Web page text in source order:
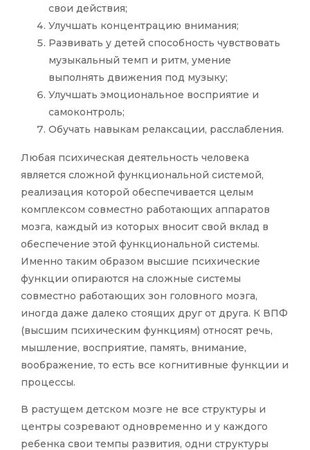
свои действия;
Улучшать концентрацию внимания;
Развивать у детей способность чувствовать
музыкальный темп и ритм, умение
выполнять движения под музыку;
Улучшать эмоциональное восприятие и
самоконтроль;
Обучать навыкам релаксации, расслабления.
Любая психическая деятельность человека
является сложной функциональной системой,
реализация которой обеспечивается целым
комплексом совместно работающих аппаратов
мозга, каждый из которых вносит свой вклад в
обеспечение этой функциональной системы.
Именно таким образом высшие психические
функции опираются на сложные системы
совместно работающих зон головного мозга,
иногда даже далеко стоящих друг от друга. К ВПФ
(высшим психическим функциям) относят речь,
мышление, восприятие, память, внимание,
воображение, то есть все когнитивные функции и
процессы.
В растущем детском мозге не все структуры и
центры созревают одновременно и у каждого
ребенка свои темпы развития, одни структуры